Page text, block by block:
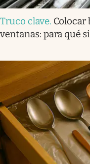
Truco clave. Colocar
ventanas: para qué